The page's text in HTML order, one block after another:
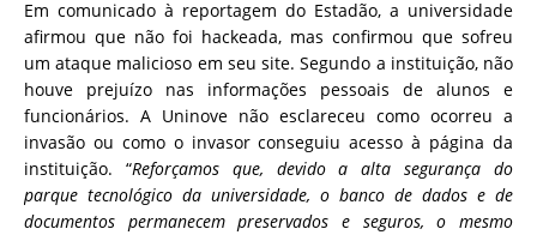
Em comunicado à reportagem do Estadão, a universidade
afirmou que não foi hackeada, mas confirmou que sofreu
um ataque malicioso em seu site. Segundo a instituição, não
houve prejuízo nas informações pessoais de alunos e
funcionários. A Uninove não esclareceu como ocorreu a
invasão ou como o invasor conseguiu acesso à página da
instituição. “Reforçamos que, devido a alta segurança do
parque tecnológico da universidade, o banco de dados e de
documentos permanecem preservados e seguros, o mesmo